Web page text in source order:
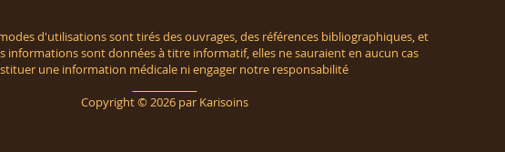
d'utilisations sont tirés des ouvrages, des références bibliographiques, et
informations sont données à titre informatif, elles ne sauraient en aucun cas
une information médicale ni engager notre responsabilité
Copyright © 2026 par Karisoins